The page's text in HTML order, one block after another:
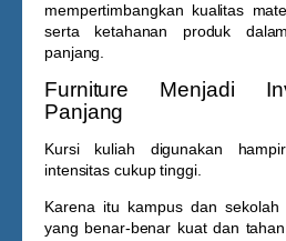
mempertimbangkan kualitas
serta ketahanan produk
panjang.
Furniture Menjadi
Panjang
Kursi kuliah digunakan
intensitas cukup tinggi.
Karena itu kampus dan
yang benar-benar kuat dan